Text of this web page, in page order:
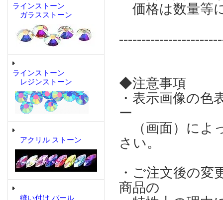
ラインストーン
ガラスストーン
ラインストーン
レジンストーン
アクリル ストーン
縫い付け パール
価格は数量等
◆注意事項
・表示画像の
ー
（画面）によ
さい。
・ご注文後の
商品の